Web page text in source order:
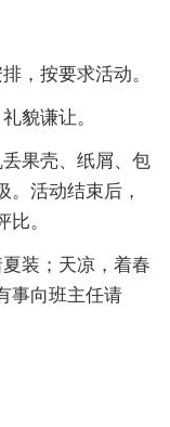
，按要求活动。
貌谦让。
果壳、纸屑、包
。活动结束后，
。
装；天凉，着春
事向班主任请